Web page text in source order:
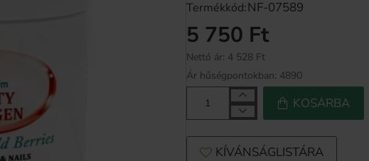
Termékkód:NF-07589
5 750 Ft
Nettó ár: 4 528 Ft
Ár hűségpontokban: 4890
KOSÁRBA
KÍVÁNSÁGLISTÁRA